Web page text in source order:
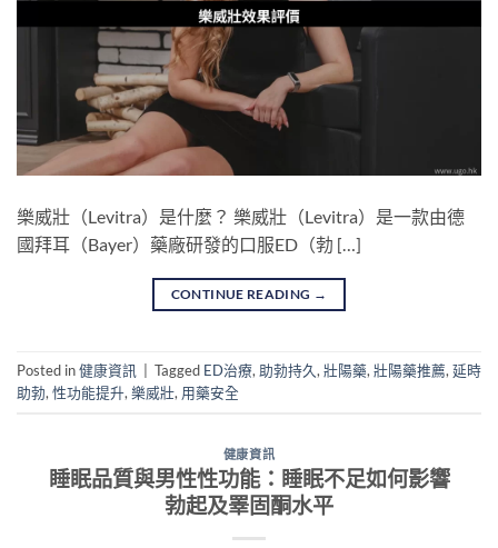
樂威壯（Levitra）是什麼？ 樂威壯（Levitra）是一款由德
國拜耳（Bayer）藥廠研發的口服ED（勃 […]
CONTINUE READING →
Posted in健康資訊 Tagged ED治療, 助勃持久, 壯陽藥, 壯陽藥推薦, 延時
助勃, 性功能提升, 樂威壯, 用藥安全
健康資訊
睡眠品質與男性性功能：睡眠不足如何影響
勃起及睪固酮水平